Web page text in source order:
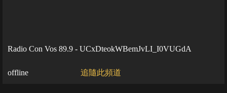
Radio Con Vos 89.9 - UCxDteokWBemJvLI_I0VUGdA
offline 追隨此頻道